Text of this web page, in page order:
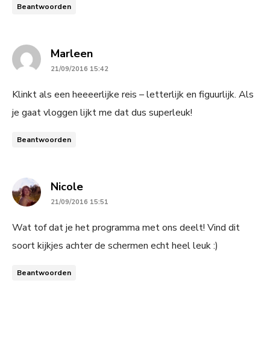
Beantwoorden
Marleensays:
21/09/2016 15:42
Klinkt als een heeeerlijke reis – letterlijk en figuurlijk. Als
je gaat vloggen lijkt me dat dus superleuk!
Beantwoorden
Nicolesays:
21/09/2016 15:51
Wat tof dat je het programma met ons deelt! Vind dit
soort kijkjes achter de schermen echt heel leuk :)
Beantwoorden